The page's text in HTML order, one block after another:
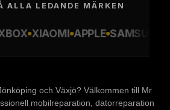
ALLA LEDANDE MÄRKEN
XIAOMI APPLE SAMSUNG ASUS
och Växjö? Välkommen till Mr
mobilreparation, datorreparation